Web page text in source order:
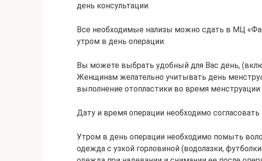
день консультации.
Все необходимые нализы можно сдать в МЦ
утром в день операции.
Вы можете выбрать удобный для Вас день,
Женщинам желательно учитывать день
выполнение отопластики во время
Дату и время операции необходимо согласовать
Утром в день операции необходимо помыть
одежда с узкой горловиной (водолазки,